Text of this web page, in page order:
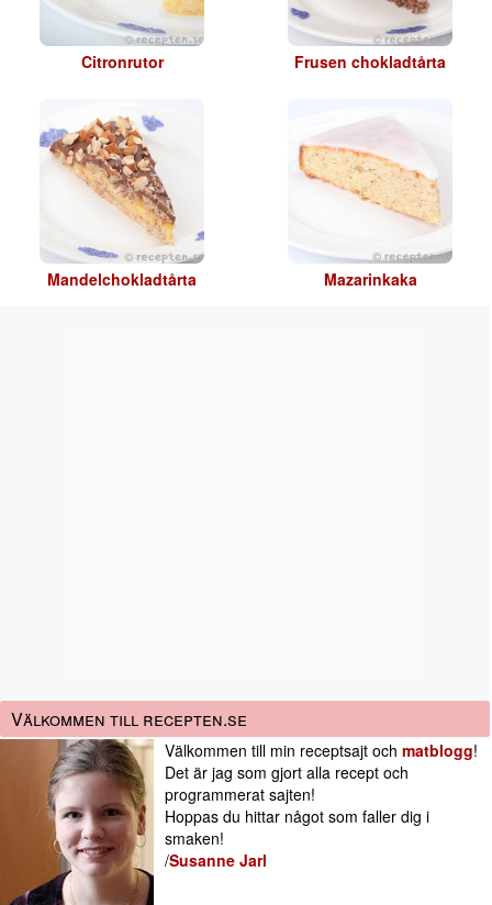
Citronrutor Frusen chokladtårta
Mandelchokladtårta Mazarinkaka
Välkommen till recepten.se
Välkommen till min receptsajt och matblogg!
Det är jag som gjort alla recept och
programmerat sajten!
Hoppas du hittar något som faller dig i
smaken!
/Susanne Jarl